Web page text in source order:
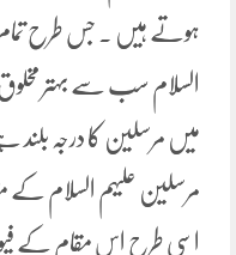
ہوتے ہیں ۔ جس طرح تمام
السلام سب سے بہتر
میں مرسلین کا درجہ بلند
مرسلین علیہم السلام کے
اسی طرح اس مقام کے